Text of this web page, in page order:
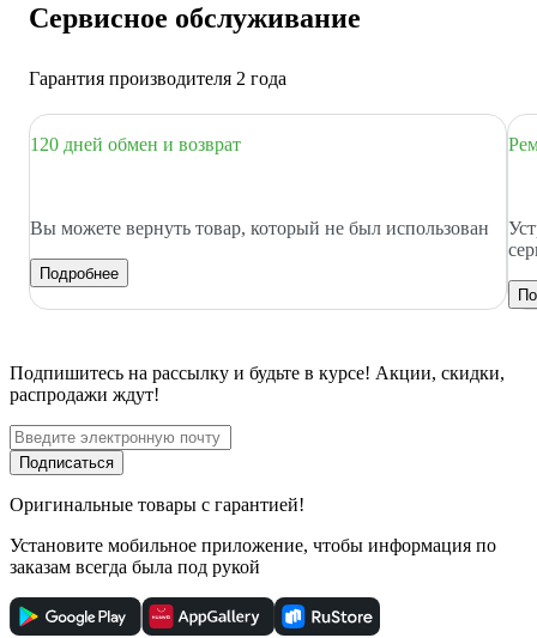
Сервисное обслуживание
Гарантия производителя 2 года
120 дней обмен и возврат
Вы можете вернуть товар, который не был использован
Подробнее
Подпишитесь на рассылку и будьте в курсе! Акции, скидки,
распродажи ждут!
Подписаться
Оригинальные товары с гарантией!
Установите мобильное приложение, чтобы информация по
заказам всегда была под рукой